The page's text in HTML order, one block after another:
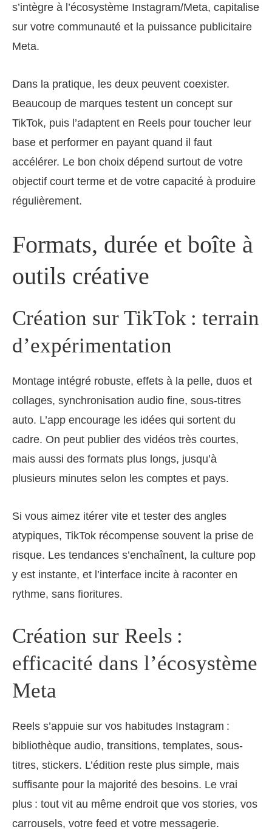
s’intègre à l’écosystème Instagram/Meta, capitalise
sur votre communauté et la puissance publicitaire
Meta.
Dans la pratique, les deux peuvent coexister.
Beaucoup de marques testent un concept sur
TikTok, puis l’adaptent en Reels pour toucher leur
base et performer en payant quand il faut
accélérer. Le bon choix dépend surtout de votre
objectif court terme et de votre capacité à produire
régulièrement.
Formats, durée et boîte à
outils créative
Création sur TikTok : terrain
d’expérimentation
Montage intégré robuste, effets à la pelle, duos et
collages, synchronisation audio fine, sous-titres
auto. L’app encourage les idées qui sortent du
cadre. On peut publier des vidéos très courtes,
mais aussi des formats plus longs, jusqu’à
plusieurs minutes selon les comptes et pays.
Si vous aimez itérer vite et tester des angles
atypiques, TikTok récompense souvent la prise de
risque. Les tendances s’enchaînent, la culture pop
y est instante, et l’interface incite à raconter en
rythme, sans fioritures.
Création sur Reels :
efficacité dans l’écosystème
Meta
Reels s’appuie sur vos habitudes Instagram :
bibliothèque audio, transitions, templates, sous-
titres, stickers. L’édition reste plus simple, mais
suffisante pour la majorité des besoins. Le vrai
plus : tout vit au même endroit que vos stories, vos
carrousels, votre feed et votre messagerie.